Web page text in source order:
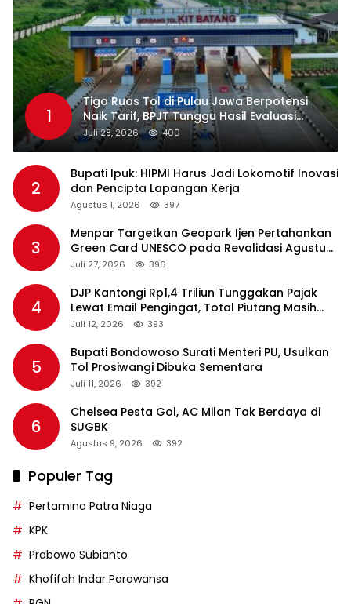
1
Tiga Ruas Tol di Pulau Jawa Berpotensi
Naik Tarif, BPJT Tunggu Hasil Evaluasi
Standar Pelayanan
Juli 28, 2026 400
2
Bupati Ipuk: HIPMI Harus Jadi Lokomotif Inovasi
dan Pencipta Lapangan Kerja
Agustus 1, 2026 397
3
Menpar Targetkan Geopark Ijen Pertahankan
Green Card UNESCO pada Revalidasi Agustus
2026
Juli 27, 2026 396
4
DJP Kantongi Rp1,4 Triliun Tunggakan Pajak
Lewat Email Pengingat, Total Piutang Masih
Rp36 Triliun
Juli 12, 2026 393
5
Bupati Bondowoso Surati Menteri PU, Usulkan
Tol Prosiwangi Dibuka Sementara
Juli 11, 2026 392
6
Chelsea Pesta Gol, AC Milan Tak Berdaya di
SUGBK
Agustus 9, 2026 392
Populer Tag
Pertamina Patra Niaga
KPK
Prabowo Subianto
Khofifah Indar Parawansa